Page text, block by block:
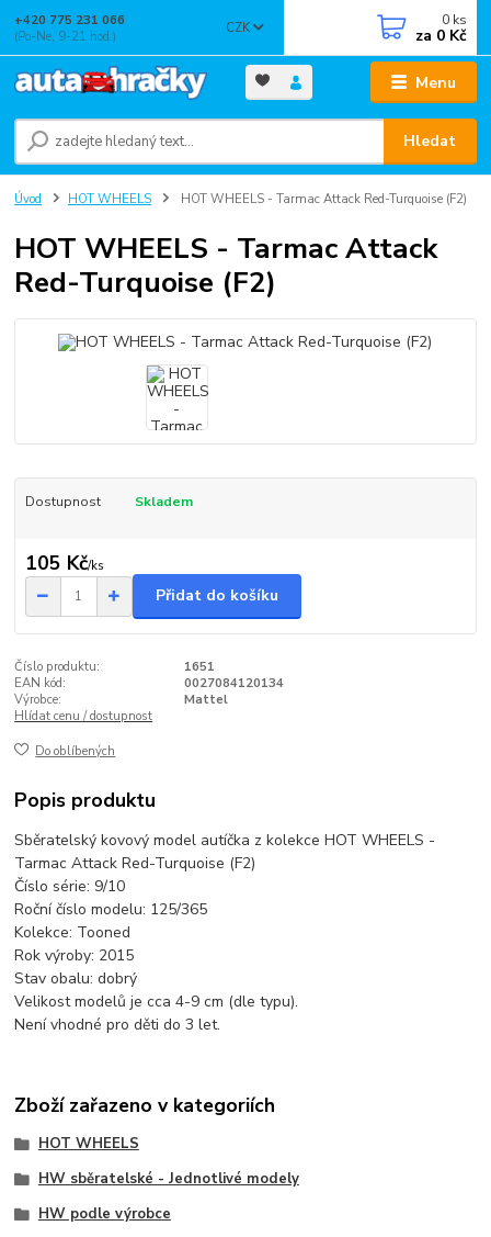
Menu
CZK
Hledat
+420 775 231 066
(Po-Ne, 9-21 hod.)
0 ks
za 0 Kč
Úvod HOT WHEELS HOT WHEELS - Tarmac Attack Red-Turquoise (F2)
HOT WHEELS - Tarmac Attack
Red-Turquoise (F2)
Dostupnost Skladem
105 Kč/ks
Přidat do košíku
Číslo produktu:
1651
EAN kód:
0027084120134
Výrobce:
Mattel
Hlídat cenu / dostupnost
Do oblíbených
Popis produktu
Sběratelský kovový model autíčka z kolekce HOT WHEELS -
Tarmac Attack Red-Turquoise (F2)
Číslo série: 9/10
Roční číslo modelu: 125/365
Kolekce: Tooned
Rok výroby: 2015
Stav obalu: dobrý
Velikost modelů je cca 4-9 cm (dle typu).
Není vhodné pro děti do 3 let.
Zboží zařazeno v kategoriích
HOT WHEELS
HW sběratelské - Jednotlivé modely
HW podle výrobce